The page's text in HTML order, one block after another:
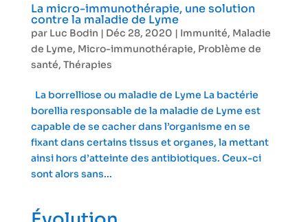
La micro-immunothérapie, une solution
contre la maladie de Lyme
par Luc Bodin | Déc 28, 2020 | Immunité, Maladie
de Lyme, Micro-immunothérapie, Problème de
santé, Thérapies
La borrelliose ou maladie de Lyme La bactérie
borellia responsable de la maladie de Lyme est
capable de se cacher dans l’organisme en se
fixant dans certains tissus et organes, la mettant
ainsi hors d’atteinte des antibiotiques. Ceux-ci
sont alors sans...